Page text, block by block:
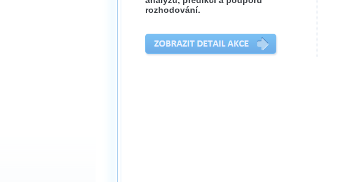
rozhodování.